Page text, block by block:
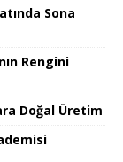
Sona
Rengini
Doğal Üretim